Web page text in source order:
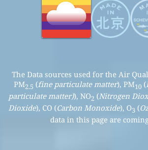
The Data sources used for the Air
PM2.5 (fine particulate matter), PM10(
particulate matter)), NO2 (Nitrogen
Dioxide), CO (Carbon Monoxide), O3 (
data in this page are